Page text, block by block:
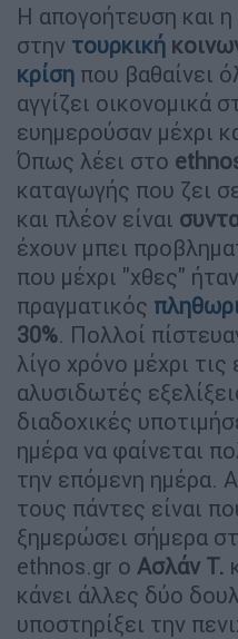
Η απογοήτευση και η
στην τουρκική
κρίση που βαθαίνει
αγγίζει οικονομικά
ευημερούσαν μέχρι
Όπως λέει στο
καταγωγής που ζει
και πλέον είναι
έχουν μπει
που μέχρι "χθες"
πραγματικός
30%. Πολλοί
λίγο χρόνο μέχρι
αλυσιδωτές
διαδοχικές
ημέρα να φαίνεται
την επόμενη ημέρα.
τους πάντες είναι
ξημερώσει σήμερα
ethnos.gr ο Ασλάν Τ.
κάνει άλλες δύο
υποστηρίξει την